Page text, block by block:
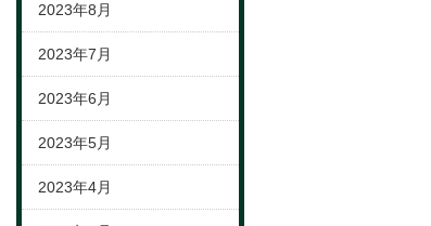
2023年8月
2023年7月
2023年6月
2023年5月
2023年4月